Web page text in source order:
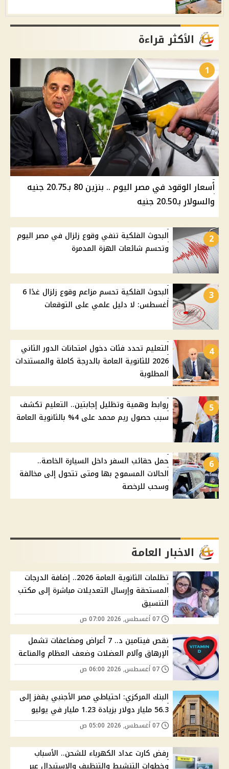
الأكثر قراءة
1
أسعار الوقود في مصر اليوم .. بنزين 80 بـ20.75 جنيه
والسولار بـ20.50 جنيه
2
البحوث الفلكية تنفي وقوع زلزال في مصر اليوم
وتحسم شائعات الهزة المدمرة
3
البحوث الفلكية تحسم مزاعم وقوع زلزال غدًا 6
أغسطس: لا دليل علمي على التوقعات
4
التعليم تحدد فئات دخول امتحانات الدور الثاني
2026 للثانوية العامة بالدرجة كاملة والمستندات
المطلوبة
5
روابط وهمية وتظليل إجابتين.. التعليم تكشف
سبب حصول ريم محمد على 4% بالثانوية العامة
6
حمل حقائب السفر داخل السيارة الخاصة..
الحالات المسموح بها ومتى تتحول إلى مخالفة
وسحب للرخصة
الاخبار العامة
تظلمات الثانوية العامة 2026.. إضافة الدرجات
المستحقة وإرسال التعديلات مباشرة إلى مكتب
التنسيق
نقص فيتامين د.. 7 أعراض ومضاعفات تشمل
الإرهاق وآلام العضلات وضعف العظام والمناعة
البنك المركزي: احتياطي مصر الأجنبي يقفز إلى
56.3 مليار دولار بزيادة 1.23 مليار في يوليو
رفض كارت عداد الكهرباء للشحن.. الأسباب
وخطوات التنشيط والتنظيف والاستبدال عبر